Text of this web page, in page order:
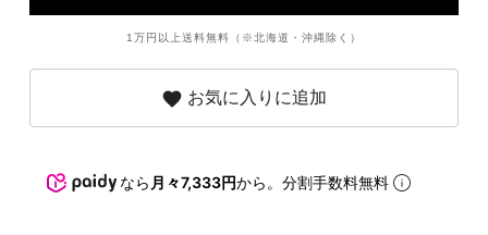
1万円以上送料無料（※北海道・沖縄除く）
favorite お気に入りに追加
なら 月々7,333円から。分割手数料無料